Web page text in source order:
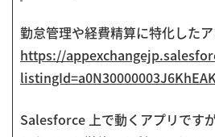
勤怠管理や経費精算に特化したア
https://
listingId=a0N30000003J6KhEAK
Salesforce 上で動くアプリです